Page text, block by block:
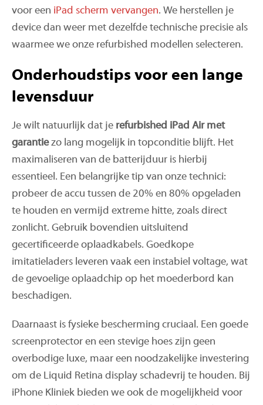
voor een iPad scherm vervangen. We herstellen je
device dan weer met dezelfde technische precisie als
waarmee we onze refurbished modellen selecteren.
Onderhoudstips voor een lange
levensduur
Je wilt natuurlijk dat je refurbished iPad Air met
garantiezo lang mogelijk in topconditie blijft. Het
maximaliseren van de batterijduur is hierbij
essentieel. Een belangrijke tip van onze technici:
probeer de accu tussen de 20% en 80% opgeladen
te houden en vermijd extreme hitte, zoals direct
zonlicht. Gebruik bovendien uitsluitend
gecertificeerde oplaadkabels. Goedkope
imitatieladers leveren vaak een instabiel voltage, wat
de gevoelige oplaadchip op het moederbord kan
beschadigen.
Daarnaast is fysieke bescherming cruciaal. Een goede
screenprotector en een stevige hoes zijn geen
overbodige luxe, maar een noodzakelijke investering
om de Liquid Retina display schadevrij te houden. Bij
iPhone Kliniek bieden we ook de mogelijkheid voor